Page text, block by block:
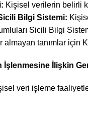
Kişisel verilerin belirli
Bilgi Sistemi:
Sicili Bilgi
almayan tanımlar için
İşlenmesine İlişkin
veri işleme